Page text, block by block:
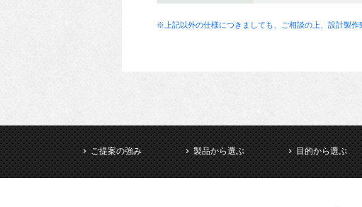
※上記以外の仕様につきましても、ご相談の上、設計製作
ご提案の強み 製品から選ぶ 目的から選ぶ